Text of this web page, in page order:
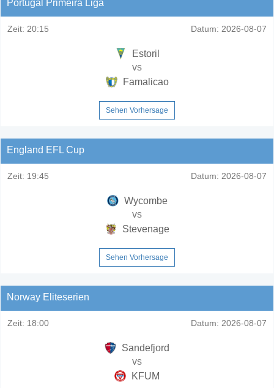
Portugal Primeira Liga
Zeit: 20:15 Datum: 2026-08-07
Estoril
vs
Famalicao
Sehen Vorhersage
England EFL Cup
Zeit: 19:45 Datum: 2026-08-07
Wycombe
vs
Stevenage
Sehen Vorhersage
Norway Eliteserien
Zeit: 18:00 Datum: 2026-08-07
Sandefjord
vs
KFUM